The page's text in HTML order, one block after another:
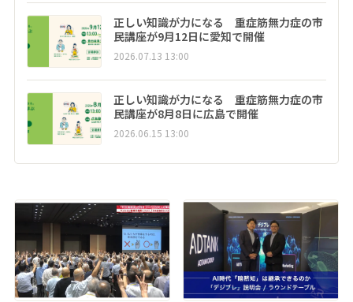
正しい知識が力になる 重症筋無力症の市
民講座が9月12日に愛知で開催
2026.07.13 13:00
正しい知識が力になる 重症筋無力症の市
民講座が8月8日に広島で開催
2026.06.15 13:00